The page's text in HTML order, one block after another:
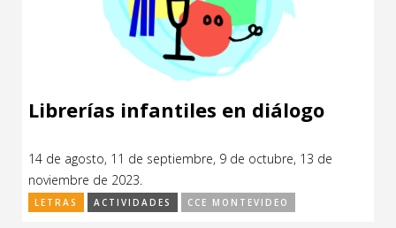
Librerías infantiles en diálogo
14 de agosto, 11 de septiembre, 9 de octubre, 13 de
noviembre de 2023.
LETRAS ACTIVIDADES CCE MONTEVIDEO